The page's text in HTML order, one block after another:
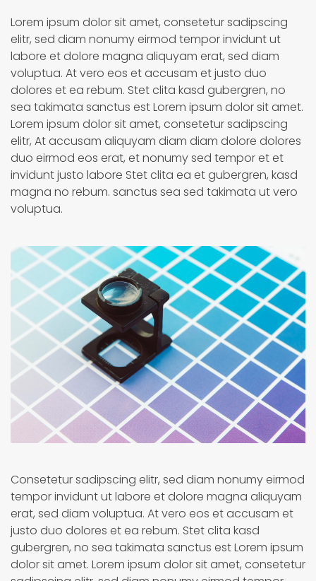
Lorem ipsum dolor sit amet, consetetur sadipscing
elitr, sed diam nonumy eirmod tempor invidunt ut
labore et dolore magna aliquyam erat, sed diam
voluptua. At vero eos et accusam et justo duo
dolores et ea rebum. Stet clita kasd gubergren, no
sea takimata sanctus est Lorem ipsum dolor sit amet.
Lorem ipsum dolor sit amet, consetetur sadipscing
elitr, At accusam aliquyam diam diam dolore dolores
duo eirmod eos erat, et nonumy sed tempor et et
invidunt justo labore Stet clita ea et gubergren, kasd
magna no rebum. sanctus sea sed takimata ut vero
voluptua.
Consetetur sadipscing elitr, sed diam nonumy eirmod
tempor invidunt ut labore et dolore magna aliquyam
erat, sed diam voluptua. At vero eos et accusam et
justo duo dolores et ea rebum. Stet clita kasd
gubergren, no sea takimata sanctus est Lorem ipsum
dolor sit amet. Lorem ipsum dolor sit amet, consetetur